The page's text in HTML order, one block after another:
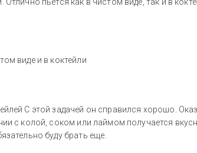
виде и в коктейли
С этой задачей он справился хорошо.
с колой, соком или лаймом получается
буду брать еще.